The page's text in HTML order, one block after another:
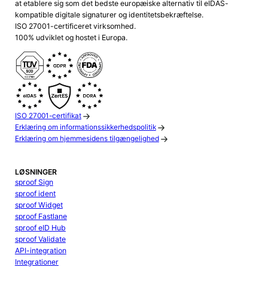
at etablere sig som det bedste europæiske alternativ til eIDAS-
kompatible digitale signaturer og identitetsbekræftelse.
ISO 27001-certificeret virksomhed.
100% udviklet og hostet i Europa.
ISO 27001-certifikat
Erklæring om informationssikkerhedspolitik
Erklæring om hjemmesidens tilgængelighed
LØSNINGER
sproof Sign
sproof ident
sproof Widget
sproof Fastlane
sproof eID Hub
sproof Validate
API-integration
Integrationer